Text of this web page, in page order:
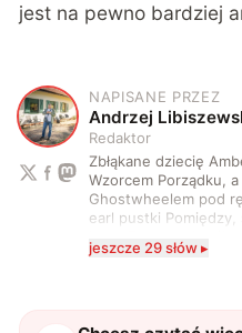
jest na pewno bardziej
A
NAPISANE PRZEZ
Andrzej
Redaktor
Zbłąkane dziecię
Wzorcem Porządku,
Ghostwheelem pod
earl pustki Pomiędzy,
karta Tarota
serio? Pisaniem o
i gram w gry :)
jeszcze 29 słów ▸